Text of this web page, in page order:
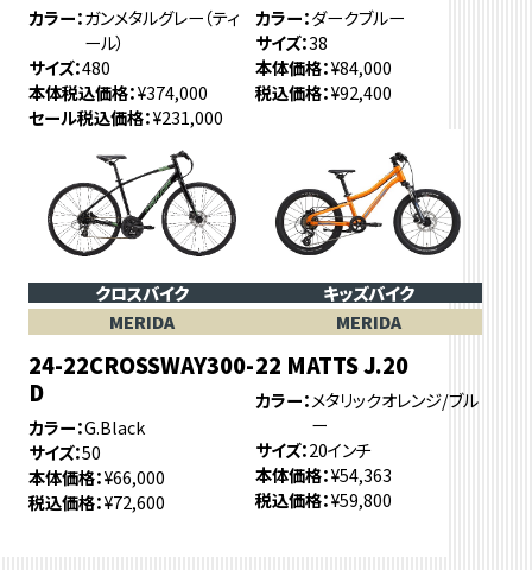
カラー ガンメタルグレー（ティ
ール）
サイズ 480
本体税込価格 ¥374,000
セール税込価格 ¥231,000
カラー ダークブルー
サイズ 38
本体価格 ¥84,000
税込価格 ¥92,400
クロスバイク
MERIDA
24-22CROSSWAY300-
D
カラー G.Black
サイズ 50
本体価格 ¥66,000
税込価格 ¥72,600
キッズバイク
MERIDA
22 MATTS J.20
カラー メタリックオレンジ/ブル
ー
サイズ 20インチ
本体価格 ¥54,363
税込価格 ¥59,800